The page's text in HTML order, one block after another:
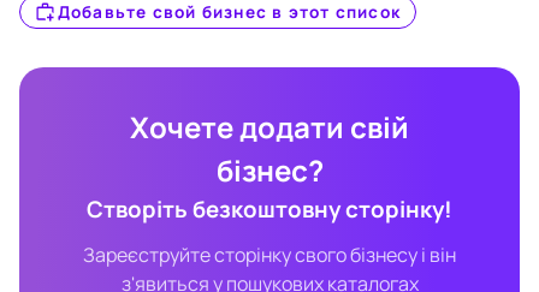
Добавьте свой бизнес в этот список
Хочете додати свій
бізнес?
Створіть безкоштовну сторінку!
Зареєструйте сторінку свого бізнесу і він
з'явиться у пошукових каталогах